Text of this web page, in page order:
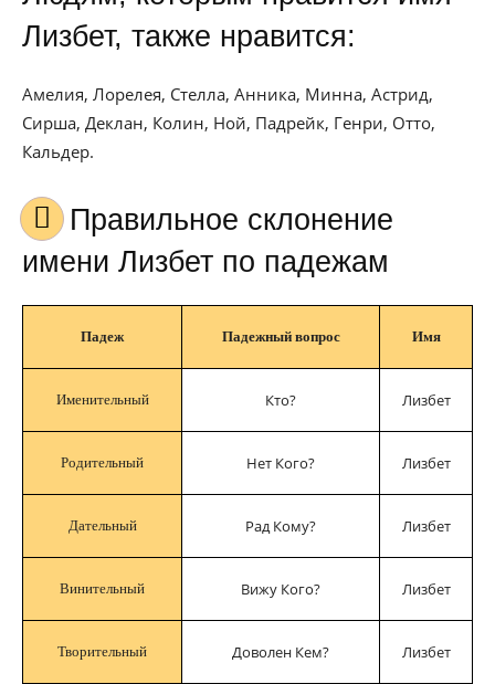
Лизбет, также нравится:
Амелия, Лорелея, Стелла, Анника, Минна, Астрид,
Сирша, Деклан, Колин, Ной, Падрейк, Генри, Отто,
Кальдер.
Правильное склонение
имени Лизбет по падежам
Падеж Падежный вопрос Имя
Именительный Кто? Лизбет
Родительный Нет Кого? Лизбет
Дательный Рад Кому? Лизбет
Винительный Вижу Кого? Лизбет
Творительный Доволен Кем? Лизбет